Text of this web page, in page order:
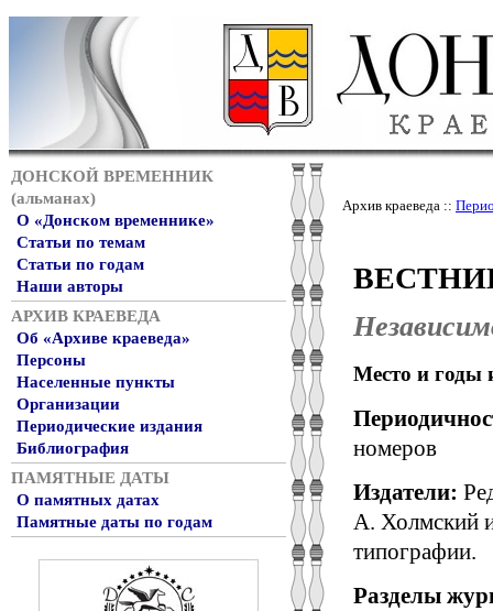
ДОНСКОЙ ВРЕМЕННИК
(альманах)
О «Донском временнике»
Статьи по темам
Статьи по годам
Наши авторы
АРХИВ КРАЕВЕДА
Об «Архиве краеведа»
Персоны
Населенные пункты
Организации
Периодические издания
Библиография
ПАМЯТНЫЕ ДАТЫ
О памятных датах
Памятные даты по годам
Архив краеведа ::
Место и годы
номеров
Издатели:
А. Холмский
типографии.
Разделы